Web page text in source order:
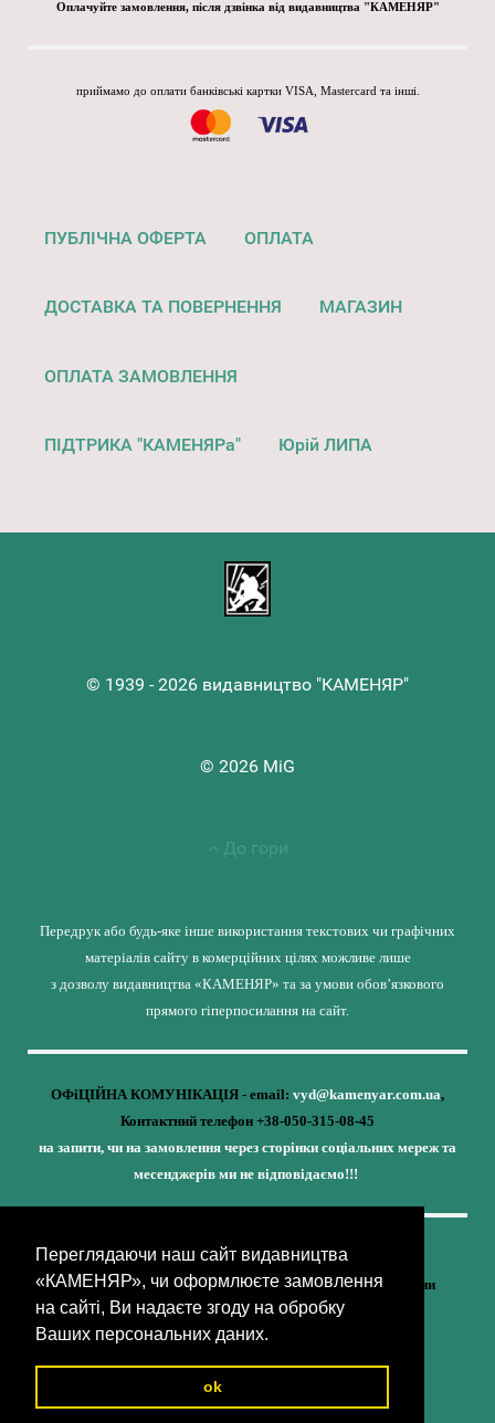
Переглядаючи наш сайт видавництва
«КАМЕНЯР», чи оформлюєте замовлення
на сайті, Ви надаєте згоду на обробку
Ваших персональних даних.
ok
Оплачуйте замовлення, після дзвінка від видавництва "КАМЕНЯР"
приймамо до оплати банківські картки VISA, Mastercard та інші.
ПУБЛІЧНА ОФЕРТА ОПЛАТА
ДОСТАВКА ТА ПОВЕРНЕННЯ МАГАЗИН
ОПЛАТА ЗАМОВЛЕННЯ
ПІДТРИКА "КАМЕНЯРа" Юрій ЛИПА
© 1939 - 2026 видавництво "КАМЕНЯР"
© 2026 MiG
До гори
Передрук або будь-яке інше використання текстових чи графічних
матеріалів сайту в комерційних цілях можливе лише
з дозволу видавництва «КАМЕНЯР» та за умови обов’язкового
прямого гіперпосилання на сайт.
ОФіЦІЙНА КОМУНІКАЦІЯ - email: vyd@kamenyar.com.ua,
Контактний телефон +38-050-315-08-45
на запити, чи на замовлення через сторінки соціальних мереж та
месенджерів ми не відповідаємо!!!
Кожне наше видання - це внесок у спротив,
у збереження ідентичності та неминучу перемогу України
(видавництво «КАМЕНЯР»)